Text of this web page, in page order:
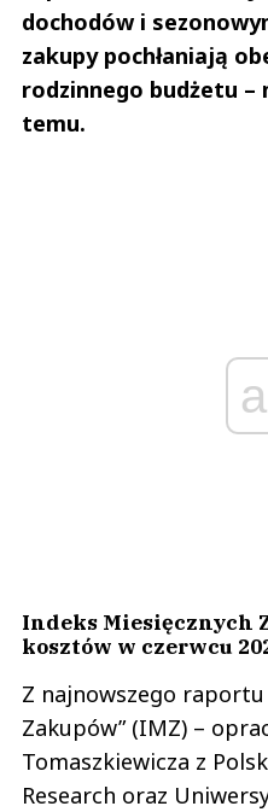
dochodów i
zakupy pochłaniają
rodzinnego budżetu –
temu.
Indeks Miesięcznych
kosztów w czerwcu
Z najnowszego
Zakupów” (IMZ) –
Tomaszkiewicza z
Research oraz